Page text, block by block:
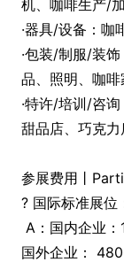
机、咖啡生产/
·器具/设备：咖
·包装/制服/装
品、照明、咖
·特许/培训/咨
甜品店、巧克
参展费用丨
? 国际标准展位
A：国内企业
国外企业：